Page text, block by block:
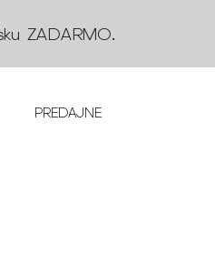
ZADARMO.
PREDAJNE